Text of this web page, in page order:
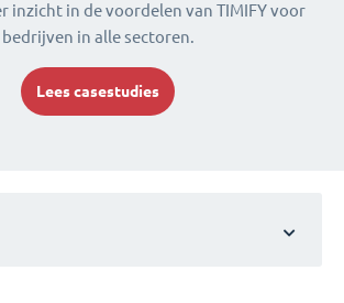
inzicht in de voordelen van TIMIFY voor
bedrijven in alle sectoren.
Lees casestudies